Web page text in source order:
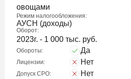
овощами
Режим налогообложения:
АУСН (доходы)
Оборот:
2023г. - 1 000 тыс. руб.
Обороты: Да
Лицензии: Нет
Допуск СРО: Нет